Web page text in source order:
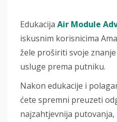
Edukacija Air Module
iskusnim korisnicima
žele proširiti svoje
usluge prema putniku.
Nakon edukacije i
ćete spremni preuzeti
najzahtjevnija